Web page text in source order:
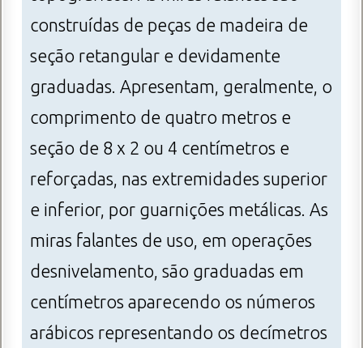
construídas de peças de madeira de
seção retangular e devidamente
graduadas. Apresentam, geralmente, o
comprimento de quatro metros e
seção de 8 x 2 ou 4 centímetros e
reforçadas, nas extremidades superior
e inferior, por guarnições metálicas. As
miras falantes de uso, em operações
desnivelamento, são graduadas em
centímetros aparecendo os números
arábicos representando os decímetros